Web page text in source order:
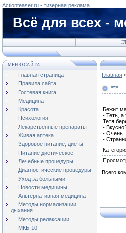
Actionteaser.ru - тизерная реклама
Всё для всех -
МЕНЮ САЙТА
Главная страница
Правила сайта
Гостевая книга
Медицина
Красота
Психология
Лекарственные препараты
Живая аптека
Здоровое питание, диеты
Питание диетическое
Лечебные процедуры
Диагностические процедуры
Уход за больными
Новости медицины
Альтернативная медицина
Методы нормализации
дыхания
Методы релаксации
МКБ-10
Главная
***
Бежит
- Теть, а
Тетя
-
- Очень.
-
Всего